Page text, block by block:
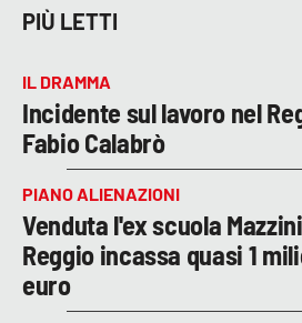
PIÙ LETTI
IL DRAMMA
Incidente sul lavoro nel
Fabio Calabrò
PIANO ALIENAZIONI
Venduta l'ex scuola
Reggio incassa quasi 1
euro